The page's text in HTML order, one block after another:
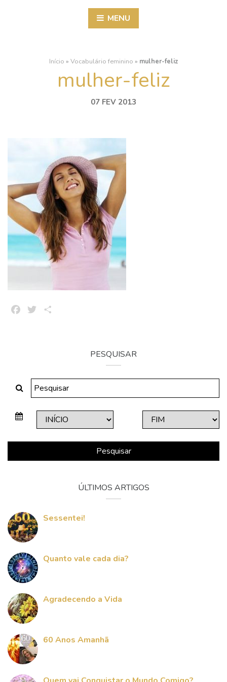
MENU
Início » Vocabulário feminino » mulher-feliz
mulher-feliz
07 FEV 2013
FacebookTwitter
PESQUISAR
Pesquisar
ÚLTIMOS ARTIGOS
Sessentei!
Quanto vale cada dia?
Agradecendo a Vida
60 Anos Amanhã